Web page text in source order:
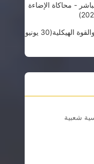
- محاكاة الإضاءة
الهيكلية
(30 يونيو
شعبية